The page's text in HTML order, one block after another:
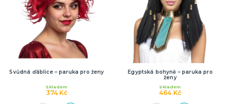
Svůdná ďáblice – paruka pro ženy
374 Kč
Skladem
Egyptská bohyně – paruka pro
ženy
464 Kč
Skladem